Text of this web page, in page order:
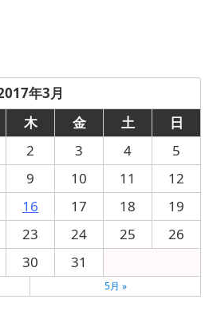
年3月
木 金 土
日
2 3 4
5
9 10 11
12
16 17 18
19
23 24 25
26
30 31
5月 »